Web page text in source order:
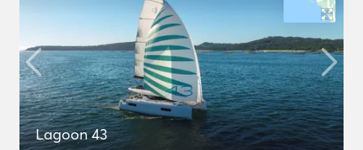
Lagoon 43